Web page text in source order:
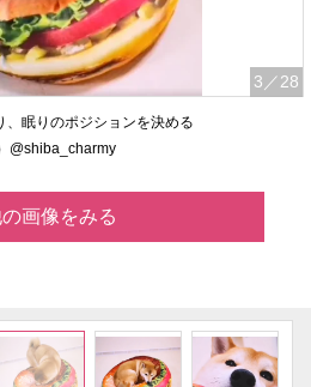
3 ／28
、眠りのポジションを決める
@shiba_charmy
画像をみる